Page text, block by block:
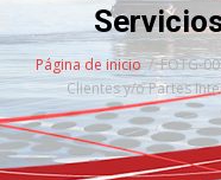
Página de inicio
FOTG-
Clientes y/o Partes